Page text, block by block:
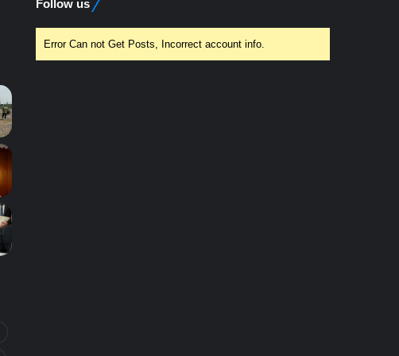
Follow us
Error Can not Get Posts, Incorrect account info.